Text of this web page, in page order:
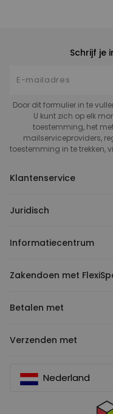
Schrijf je
Door dit formulier in te
U kunt zich op elk
toestemming, het
mailserviceproviders,
toestemming in te trekken,
Klantenservice
Juridisch
Informatiecentrum
Zakendoen met
Betalen met
Verzenden met
Nederland